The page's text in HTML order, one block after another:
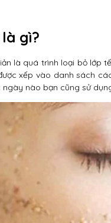
gì?
là quá trình loại bỏ lớp
xếp vào danh sách
nào bạn cũng sử